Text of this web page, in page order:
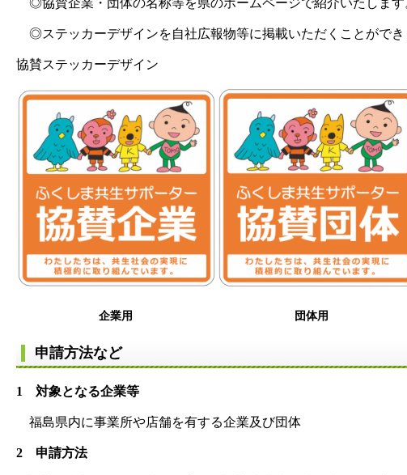
◎協賛企業・団体の名称等を県のホームページで紹介いたします
◎ステッカーデザインを自社広報物等に掲載いただくことができ
協賛ステッカーデザイン
企業用 団体用
申請方法など
1 対象となる企業等
福島県内に事業所や店舗を有する企業及び団体
2 申請方法